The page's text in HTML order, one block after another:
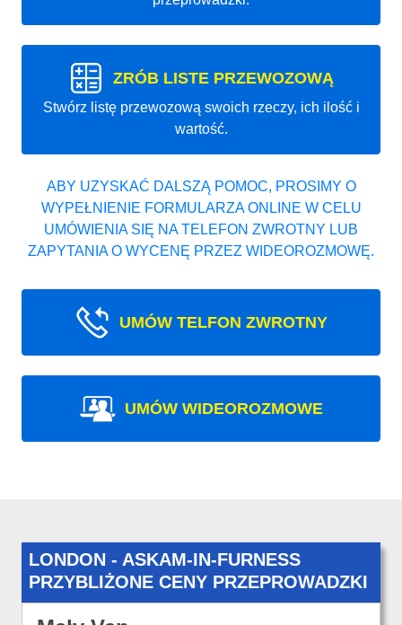
ZRÓB LISTE PRZEWOZOWĄ
Stwórz listę przewozową swoich rzeczy, ich ilość i
wartość.
ABY UZYSKAĆ DALSZĄ POMOC, PROSIMY O
WYPEŁNIENIE FORMULARZA ONLINE W CELU
UMÓWIENIA SIĘ NA TELEFON ZWROTNY LUB
ZAPYTANIA O WYCENĘ PRZEZ WIDEOROZMOWĘ.
UMÓW TELFON ZWROTNY
UMÓW WIDEOROZMOWE
LONDON - ASKAM-IN-FURNESS
PRZYBLIŻONE CENY PRZEPROWADZKI